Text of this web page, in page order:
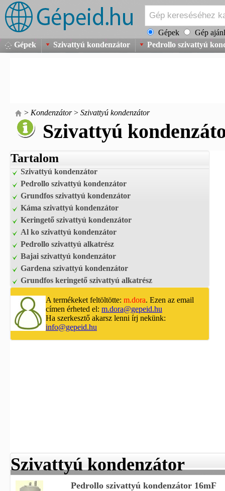
Gépek
Gép
Gépek
Szivattyú kondenzátor Pedrollo szivattyú
> Kondenzátor> Szivattyú kondenzátor
Szivattyú
Tartalom
Szivattyú kondenzátor
Pedrollo szivattyú kondenzátor
Grundfos szivattyú kondenzátor
Káma szivattyú kondenzátor
Keringető szivattyú kondenzátor
Al ko szivattyú kondenzátor
Pedrollo szivattyú alkatrész
Bajai szivattyú kondenzátor
Gardena szivattyú kondenzátor
Grundfos keringető szivattyú alkatrész
A termékeket feltöltötte: m.dora. Ezen az email
címen érheted el: m.dora@gepeid.hu
Ha szerkesztő akarsz lenni írj nekünk:
info@gepeid.hu
Szivattyú kondenzátor
Pedrollo szivattyú kondenzátor 16mF